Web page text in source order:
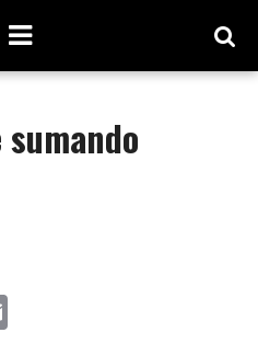
sumando
Email